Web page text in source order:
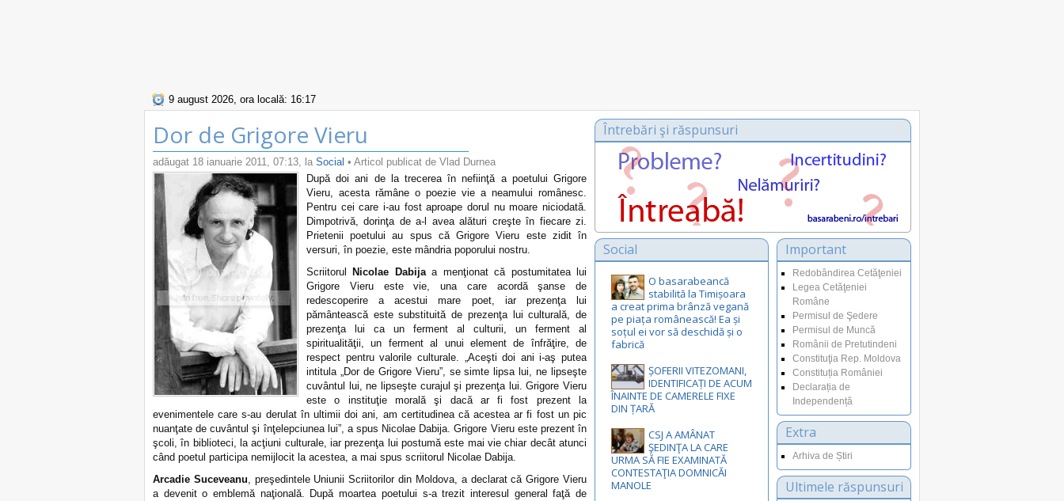
9 august 2026, ora locală: 16:17
Dor de Grigore Vieru
adăugat 18 ianuarie 2011, 07:13, la Social • Articol publicat de Vlad Durnea
După doi ani de la trecerea în nefiinţă a poetului Grigore
Vieru, acesta rămâne o poezie vie a neamului românesc.
Pentru cei care i-au fost aproape dorul nu moare niciodată.
Dimpotrivă, dorinţa de a-l avea alături creşte în fiecare zi.
Prietenii poetului au spus că Grigore Vieru este zidit în
versuri, în poezie, este mândria poporului nostru.
Scriitorul
Nicolae Dabijaa menţionat că postumitatea lui
Grigore Vieru este vie, una care acordă şanse de
redescoperire a acestui mare poet, iar prezenţa lui
pământească este substituită de prezenţa lui culturală, de
prezenţa lui ca un ferment al culturii, un ferment al
spiritualităţii, un ferment al unui element de înfrăţire, de
respect pentru valorile culturale. „Aceşti doi ani i-aş putea
intitula „Dor de Grigore Vieru”, se simte lipsa lui, ne lipseşte
cuvântul lui, ne lipseşte curajul şi prezenţa lui. Grigore Vieru
este o instituţie morală şi dacă ar fi fost prezent la
evenimentele care s-au derulat în ultimii doi ani, am certitudinea că acestea ar fi fost un pic
nuanţate de cuvântul şi înţelepciunea lui”, a spus Nicolae Dabija. Grigore Vieru este prezent în
şcoli, în biblioteci, la acţiuni culturale, iar prezenţa lui postumă este mai vie chiar decât atunci
când poetul participa nemijlocit la acestea, a mai spus scriitorul Nicolae Dabija.
Arcadie Suceveanu, preşedintele Uniunii Scriitorilor din Moldova, a declarat că Grigore Vieru
a devenit o emblemă naţională. După moartea poetului s-a trezit interesul general faţă de
Întrebări şi răspunsuri
Important
Redobândirea Cetăţeniei
Legea Cetăţeniei
Române
Permisul de Şedere
Permisul de Muncă
Românii de Pretutindeni
Constituţia Rep. Moldova
Constituția României
Declarația de
Independență
Extra
Arhiva de Știri
Ultimele răspunsuri
Social
O basarabeancă
stabilită la Timișoara
a creat prima brânză vegană
pe piața românească! Ea și
soțul ei vor să deschidă și o
fabrică
ȘOFERII VITEZOMANI,
IDENTIFICAȚI DE ACUM
ÎNAINTE DE CAMERELE FIXE
DIN ȚARĂ
CSJ A AMÂNAT
ŞEDINŢA LA CARE
URMA SĂ FIE EXAMINATĂ
CONTESTAŢIA DOMNICĂI
MANOLE